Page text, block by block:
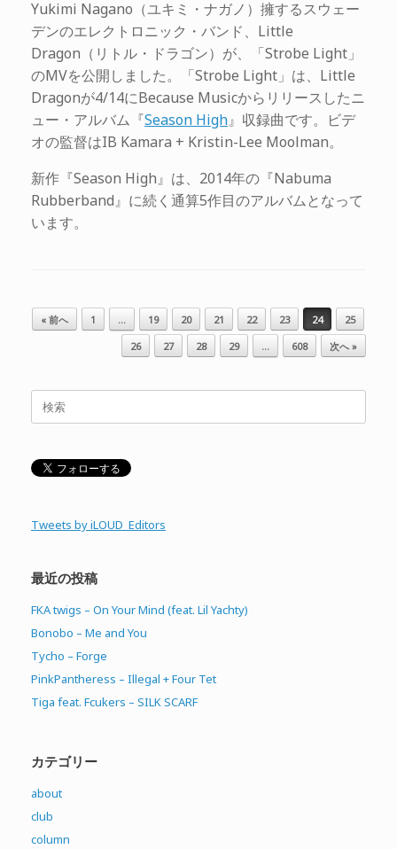
Yukimi Nagano（ユキミ・ナガノ）擁するスウェー
デンのエレクトロニック・バンド、Little
Dragon（リトル・ドラゴン）が、「Strobe Light」
のMVを公開しました。「Strobe Light」は、Little
Dragonが4/14にBecause Musicからリリースしたニ
ュー・アルバム『Season High』収録曲です。ビデ
オの監督はIB Kamara + Kristin-Lee Moolman。
新作『Season High』は、2014年の『Nabuma
Rubberband』に続く通算5作目のアルバムとなって
います。
投稿ナビゲーション
« 前へ 1 … 19 20 21 22 23 24
25
26
27 28 29 … 608 次へ »
検
Tweets by iLOUD_Editors
最近の投稿
FKA twigs – On Your Mind (feat. Lil Yachty)
Bonobo – Me and You
Tycho – Forge
PinkPantheress – Illegal + Four Tet
Tiga feat. Fcukers – SILK SCARF
カテゴリー
about
club
column